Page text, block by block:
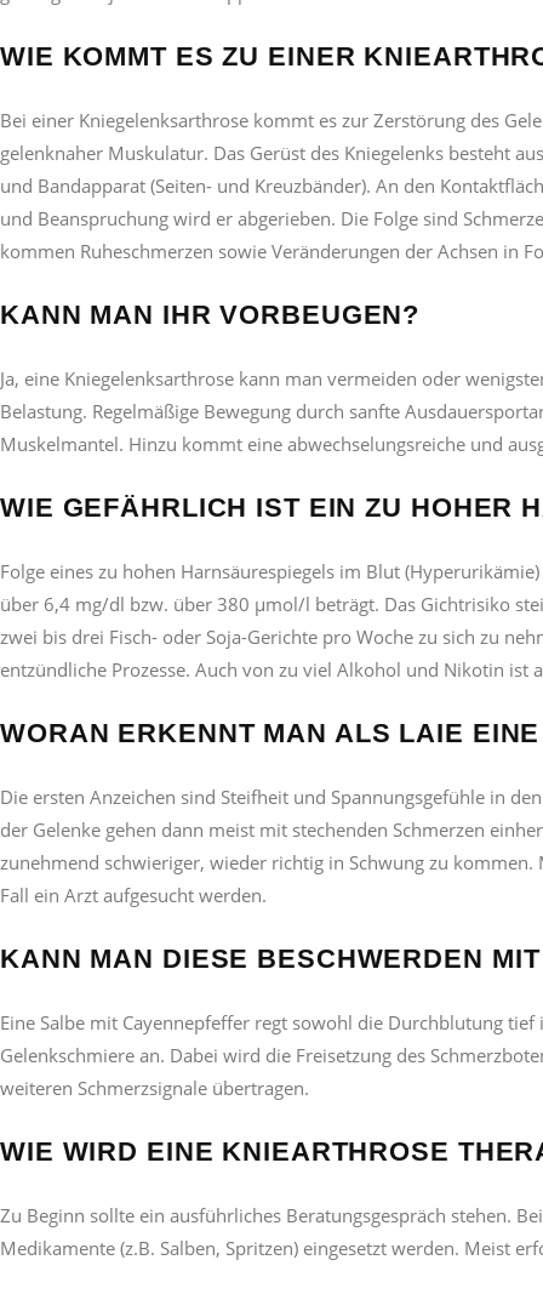
WIE KOMMT ES ZU EINER
Bei einer Kniegelenksarthrose kommt es zur Zerstörung des
gelenknaher Muskulatur. Das Gerüst des Kniegelenks besteht
und Bandapparat (Seiten- und Kreuzbänder). An den
und Beanspruchung wird er abgerieben. Die Folge sind
kommen Ruheschmerzen sowie Veränderungen der Achsen in
KANN MAN IHR VORBEUGEN?
Ja, eine Kniegelenksarthrose kann man vermeiden oder
Belastung. Regelmäßige Bewegung durch sanfte
Muskelmantel. Hinzu kommt eine abwechselungsreiche und
WIE GEFÄHRLICH IST EIN ZU HOHER
Folge eines zu hohen Harnsäurespiegels im Blut
über 6,4 mg/dl bzw. über 380 µmol/l beträgt. Das Gichtrisiko
zwei bis drei Fisch- oder Soja-Gerichte pro Woche zu sich zu
entzündliche Prozesse. Auch von zu viel Alkohol und Nikotin ist
WORAN ERKENNT MAN ALS LAIE
Die ersten Anzeichen sind Steifheit und Spannungsgefühle in
der Gelenke gehen dann meist mit stechenden Schmerzen
zunehmend schwieriger, wieder richtig in Schwung zu
Fall ein Arzt aufgesucht werden.
KANN MAN DIESE BESCHWERDEN
Eine Salbe mit Cayennepfeffer regt sowohl die Durchblutung
Gelenkschmiere an. Dabei wird die Freisetzung des
weiteren Schmerzsignale übertragen.
WIE WIRD EINE KNIEARTHROSE
Zu Beginn sollte ein ausführliches Beratungsgespräch stehen.
Medikamente (z.B. Salben, Spritzen) eingesetzt werden. Meist